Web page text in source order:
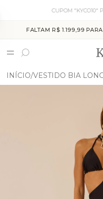
CUPOM "KYCO10"
FALTAM R$ 1.199,99
INÍCIO VESTIDO BIA